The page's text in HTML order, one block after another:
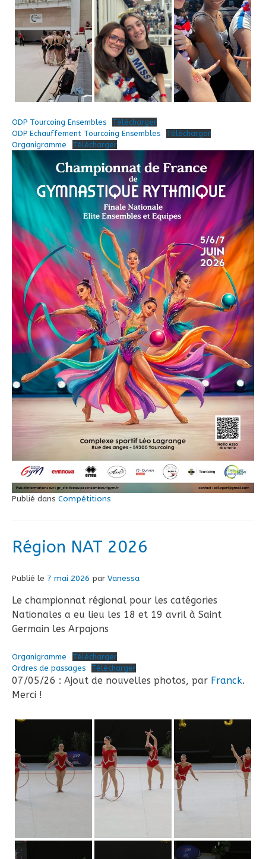
ODP Tourcoing Ensembles
Télécharger
ODP Echauffement Tourcoing Ensembles
Télécharger
Organigramme
Télécharger
Publié dans Compétitions
Région NAT 2026
Publié le 7 mai 2026 par Vanessa
Le championnat régional pour les catégories
Nationales a eu lieu les 18 et 19 avril à Saint
Germain les Arpajons
Organigramme
Télécharger
Ordres de passages
Télécharger
07/05/26 : Ajout de nouvelles photos, par Franck.
Merci !